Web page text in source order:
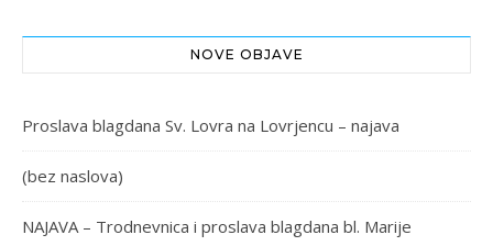
NOVE OBJAVE
Proslava blagdana Sv. Lovra na Lovrjencu – najava
(bez naslova)
NAJAVA – Trodnevnica i proslava blagdana bl. Marije